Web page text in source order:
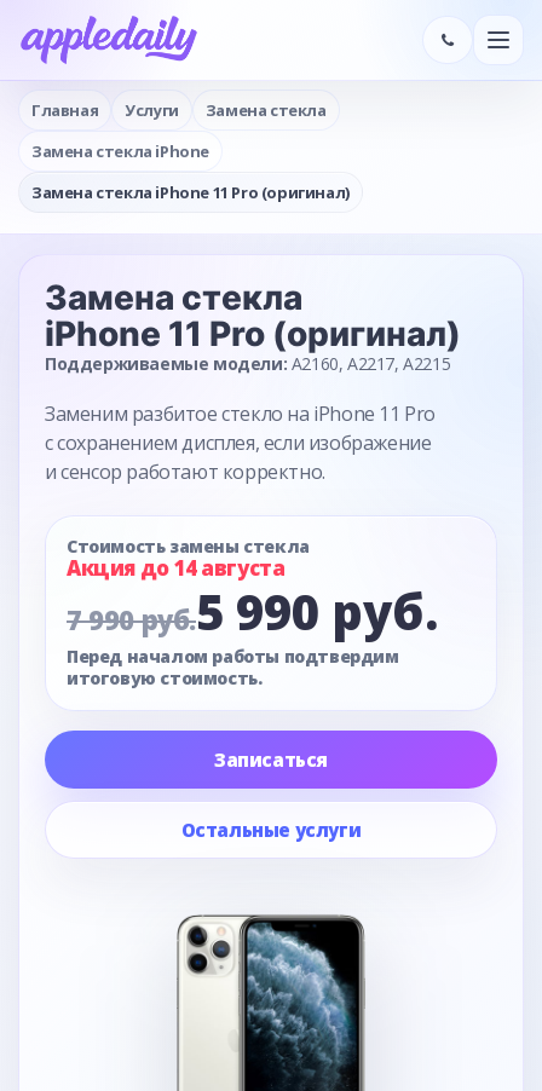
Главная Услуги
Замена стекла
Замена стекла iPhone
Замена стекла iPhone 11 Pro (оригинал)
Замена стекла
iPhone 11 Pro (оригинал)
Поддерживаемые модели: A2160, A2217, A2215
Заменим разбитое стекло на iPhone 11 Pro
с сохранением дисплея, если изображение
и сенсор работают корректно.
Стоимость замены стекла
Акция до 14 августа
7 990 руб.5 990 руб.
Перед началом работы подтвердим
итоговую стоимость.
Записаться
Остальные услуги